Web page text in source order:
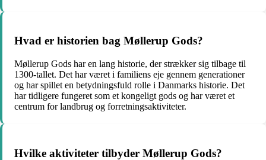
Hvad er historien bag Møllerup Gods?
Møllerup Gods har en lang historie, der strækker sig tilbage til
1300-tallet. Det har været i familiens eje gennem generationer
og har spillet en betydningsfuld rolle i Danmarks historie. Det
har tidligere fungeret som et kongeligt gods og har været et
centrum for landbrug og forretningsaktiviteter.
Hvilke aktiviteter tilbyder Møllerup Gods?